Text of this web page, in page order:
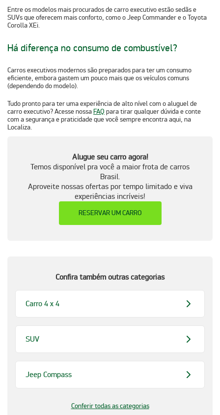
Entre os modelos mais procurados de carro executivo estão sedãs e
SUVs que oferecem mais conforto, como oJeep Commandere oToyota
Corolla XEi.
Há diferença no consumo de combustível?
Carros executivos modernos são preparados para ter um consumo
eficiente, embora gastem um pouco mais que os veículos comuns
(dependendo do modelo).
Tudo pronto para ter umaexperiência de alto nívelcom o aluguel de
carro executivo? Acesse nossaFAQ para tirar qualquer dúvida e conte
com a segurança e praticidade que você sempre encontra aqui, na
Localiza.
Alugue seu carro agora!
Temos disponível pra você a maior frota de carros
Brasil.
Aproveite nossas ofertas por tempo limitado e viva
experiências incríveis!
RESERVAR UM CARRO
Confira também outras categorias
Carro 4 x 4
SUV
Jeep Compass
Conferir todas as categorias